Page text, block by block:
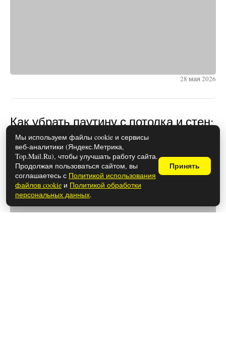
28 мая 2026
Как убрать паутину с потолка и стен:
простые лайфхаки
Мы используем файлы cookie и сервисы
веб-аналитики (Яндекс.Метрика,
Top.Mail.Ru), чтобы улучшать работу сайта.
Продолжая пользоваться сайтом, вы
соглашаетесь с Политикой использования
файлов cookie и Политикой обработки
персональных данных.
Принять